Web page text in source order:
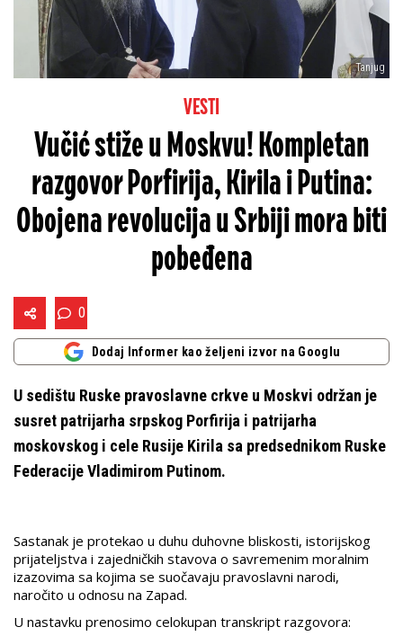
Tanjug
VESTI
Vučić stiže u Moskvu! Kompletan
razgovor Porfirija, Kirila i Putina:
Obojena revolucija u Srbiji mora biti
pobeđena
0
Dodaj Informer kao željeni izvor na Googlu
U sedištu Ruske pravoslavne crkve u Moskvi održan je
susret patrijarha srpskog Porfirija i patrijarha
moskovskog i cele Rusije Kirila sa predsednikom Ruske
Federacije Vladimirom Putinom.
Sastanak je protekao u duhu duhovne bliskosti, istorijskog
prijateljstva i zajedničkih stavova o savremenim moralnim
izazovima sa kojima se suočavaju pravoslavni narodi,
naročito u odnosu na Zapad.
U nastavku prenosimo celokupan transkript razgovora: